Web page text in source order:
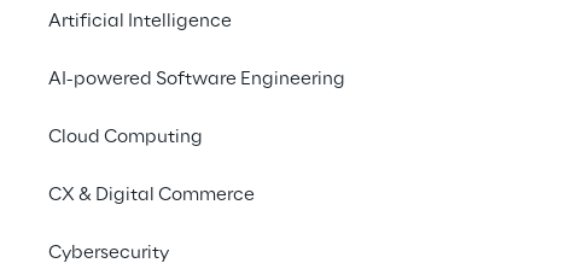
Artificial Intelligence
AI-powered Software Engineering
Cloud Computing
CX & Digital Commerce
Cybersecurity
Group eine Industrial
datengestützte